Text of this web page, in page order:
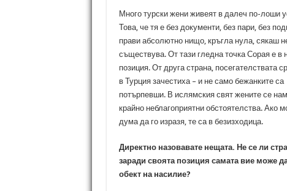
Много турски жени живеят в далеч по-лоши
Това, че тя е без документи, без пари, без
прави абсолютно нищо, кръгла нула, сякаш
съществува. От тази гледна точка Сорая е в
позиция. От друга страна, посегателствата
в Турция зачестиха – и не само бежанките са
потърпевши. В ислямския свят жените се
крайно неблагоприятни обстоятелства. Ако
дума да го изразя, те са в безизходица.
Директно назовавате нещата. Не се ли
заради своята позиция самата вие може
обект на насилие?